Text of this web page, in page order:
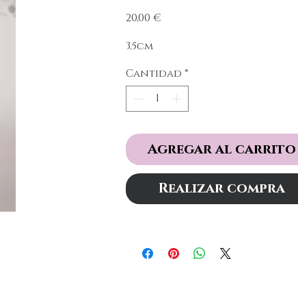
20,00 €
3,5cm
Cantidad *
Agregar al carrito
Realizar compra